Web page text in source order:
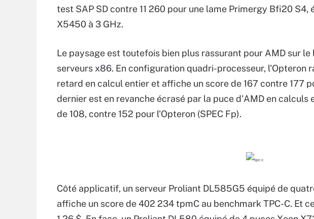
test SAP SD contre 11 260 pour une lame Primergy Bfi20 S4,
X5450 à 3 GHz.
Le paysage est toutefois bien plus rassurant pour AMD sur
serveurs x86. En configuration quadri-processeur, l'Opteron
retard en calcul entier et affiche un score de 167 contre 177
dernier est en revanche écrasé par la puce d'AMD en
de 108, contre 152 pour l'Opteron (SPEC Fp).
Côté applicatif, un serveur Proliant DL585G5 équipé de
affiche un score de 402 234 tpmC au benchmark TPC-C. Et